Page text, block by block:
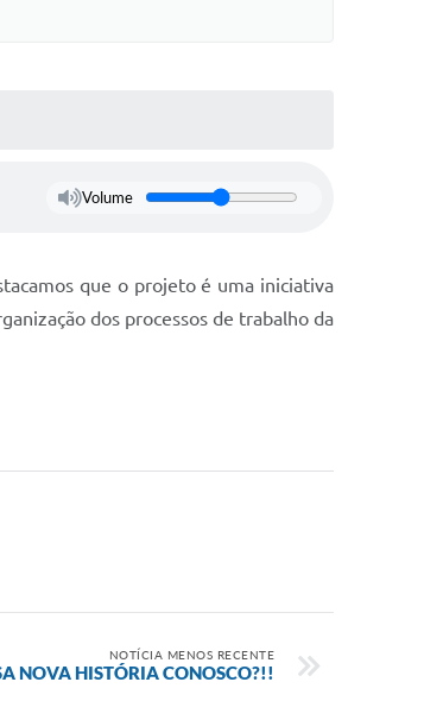
Volume
que o projeto é uma iniciativa
dos processos de trabalho da
NOTÍCIA MENOS RECENTE
NOVA HISTÓRIA CONOSCO?!!